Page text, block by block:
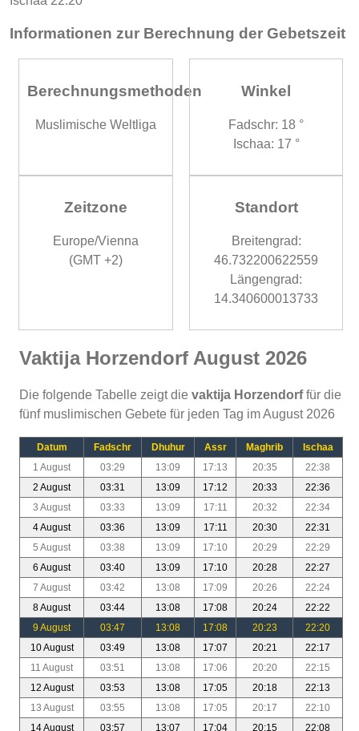
Informationen zur Berechnung der Gebetszeit
Berechnungsmethoden
Muslimische Weltliga
Winkel
Fadschr: 18 °
Ischaa: 17 °
Zeitzone
Europe/Vienna
(GMT +2)
Standort
Breitengrad:
46.732200622559
Längengrad:
14.340600013733
Vaktija Horzendorf August 2026
Die folgende Tabelle zeigt die vaktija Horzendorffür die
fünf muslimischen Gebete für jeden Tag im August 2026
Datum Fadschr Dhuhur Assr Maghrib
Ischaa
1 August
03:29 13:09 17:13 20:35
22:38
2 August
03:31 13:09 17:12 20:33
22:36
3 August
03:33 13:09 17:11 20:32
22:34
4 August
03:36 13:09 17:11 20:30
22:31
5 August
03:38 13:09 17:10 20:29
22:29
6 August
03:40 13:09 17:10 20:28
22:27
7 August
03:42 13:08 17:09 20:26
22:24
8 August
03:44 13:08 17:08 20:24
22:22
9 August
03:47 13:08 17:08 20:23
22:20
10 August
03:49 13:08 17:07 20:21
22:17
11 August
03:51 13:08 17:06 20:20
22:15
12 August
03:53 13:08 17:05 20:18
22:13
13 August
03:55 13:08 17:05 20:17
22:10
14 August
03:57 13:07 17:04 20:15 22:08